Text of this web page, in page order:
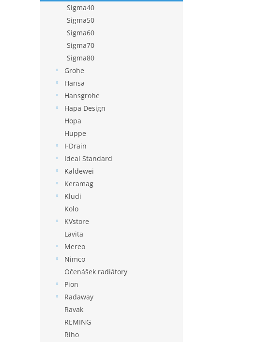
Sigma40
Sigma50
Sigma60
Sigma70
Sigma80
Grohe
Hansa
Hansgrohe
Hapa Design
Hopa
Huppe
I-Drain
Ideal Standard
Kaldewei
Keramag
Kludi
Kolo
KVstore
Lavita
Mereo
Nimco
Očenášek radiátory
Pion
Radaway
Ravak
REMING
Riho